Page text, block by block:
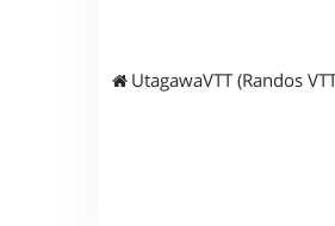
UtagawaVTT (Randos